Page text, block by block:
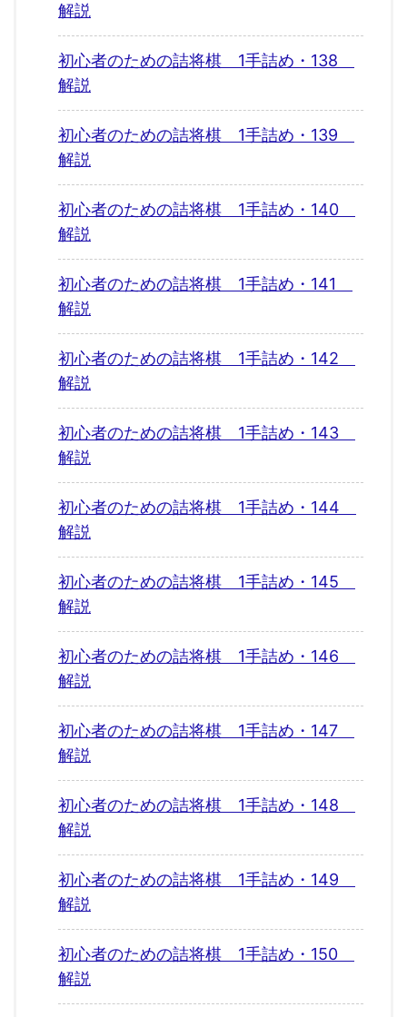
解説
初心者のための詰将棋 1手詰め・138
解説
初心者のための詰将棋 1手詰め・139
解説
初心者のための詰将棋 1手詰め・140
解説
初心者のための詰将棋 1手詰め・141
解説
初心者のための詰将棋 1手詰め・142
解説
初心者のための詰将棋 1手詰め・143
解説
初心者のための詰将棋 1手詰め・144
解説
初心者のための詰将棋 1手詰め・145
解説
初心者のための詰将棋 1手詰め・146
解説
初心者のための詰将棋 1手詰め・147
解説
初心者のための詰将棋 1手詰め・148
解説
初心者のための詰将棋 1手詰め・149
解説
初心者のための詰将棋 1手詰め・150
解説